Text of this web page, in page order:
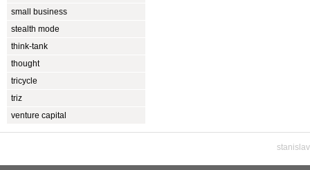
small business
stealth mode
think-tank
thought
tricycle
triz
venture capital